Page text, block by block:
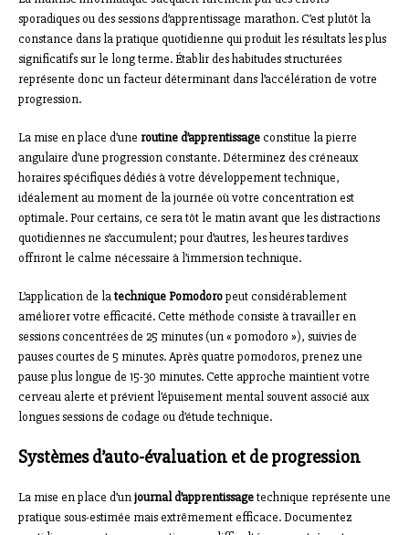
sporadiques ou des sessions d’apprentissage marathon. C’est plutôt la
constance dans la pratique quotidienne qui produit les résultats les plus
significatifs sur le long terme. Établir des habitudes structurées
représente donc un facteur déterminant dans l’accélération de votre
progression.
La mise en place d’une routine d’apprentissageconstitue la pierre
angulaire d’une progression constante. Déterminez des créneaux
horaires spécifiques dédiés à votre développement technique,
idéalement au moment de la journée où votre concentration est
optimale. Pour certains, ce sera tôt le matin avant que les distractions
quotidiennes ne s’accumulent; pour d’autres, les heures tardives
offriront le calme nécessaire à l’immersion technique.
L’application de latechnique Pomodoropeut considérablement
améliorer votre efficacité. Cette méthode consiste à travailler en
sessions concentrées de 25 minutes (un « pomodoro »), suivies de
pauses courtes de 5 minutes. Après quatre pomodoros, prenez une
pause plus longue de 15-30 minutes. Cette approche maintient votre
cerveau alerte et prévient l’épuisement mental souvent associé aux
longues sessions de codage ou d’étude technique.
Systèmes d’auto-évaluation et de progression
La mise en place d’unjournal d’apprentissagetechnique représente une
pratique sous-estimée mais extrêmement efficace. Documentez